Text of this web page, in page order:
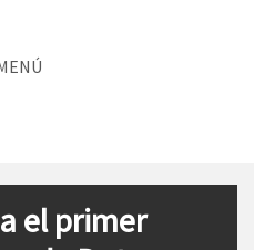
el primer